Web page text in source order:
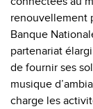
renouvellement
Banque
partenariat
de fournir ses
musique
charge les